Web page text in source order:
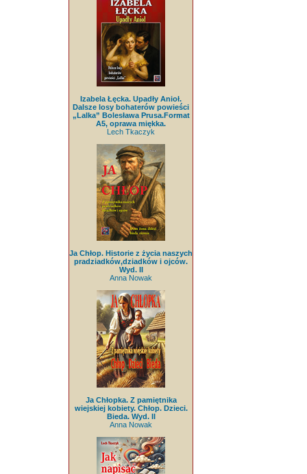
Izabela Łęcka. Upadły Anioł.
Dalsze losy bohaterów powieści
„Lalka” Bolesława Prusa.Format
A5, oprawa miękka.
Lech Tkaczyk
Ja Chłop. Historie z życia naszych
pradziadków,dziadków i ojców.
Wyd. II
Anna Nowak
Ja Chłopka. Z pamiętnika
wiejskiej kobiety. Chłop. Dzieci.
Bieda. Wyd. II
Anna Nowak